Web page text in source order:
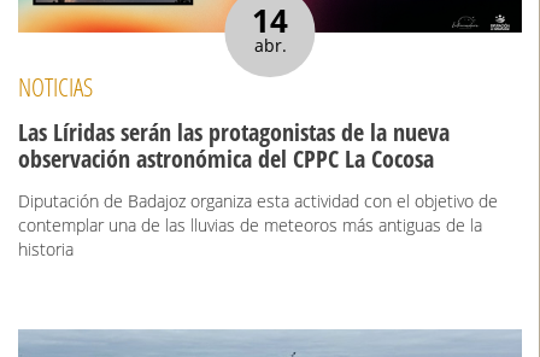
14
abr.
NOTICIAS
Las Líridas serán las protagonistas de la nueva
observación astronómica del CPPC La Cocosa
Diputación de Badajoz organiza esta actividad con el objetivo de
contemplar una de las lluvias de meteoros más antiguas de la
historia